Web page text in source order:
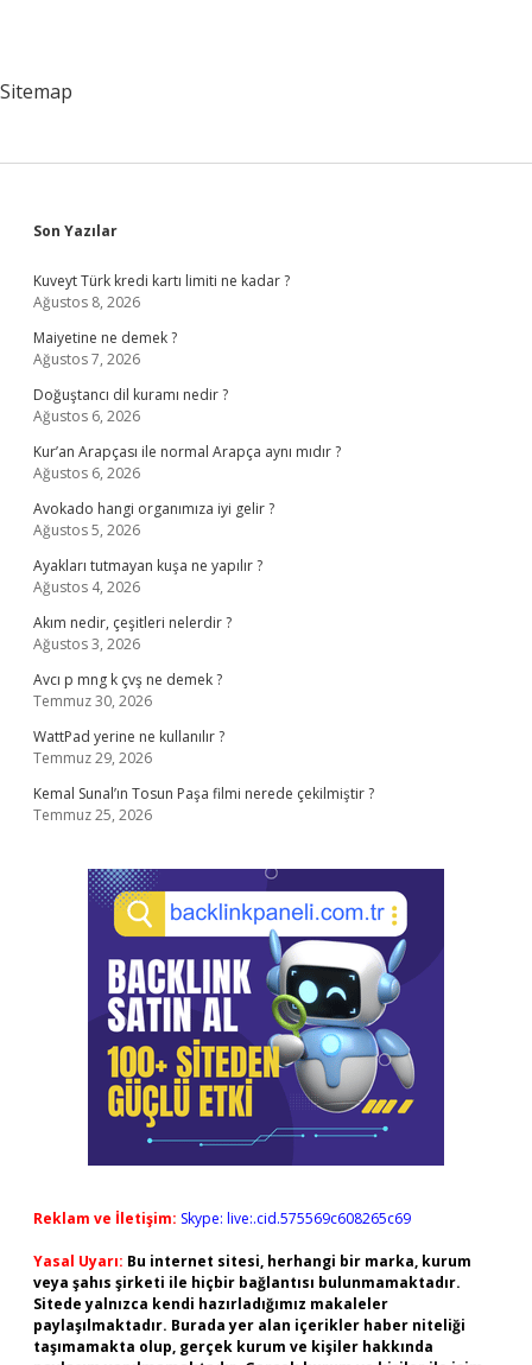
Sitemap
Sidebar
Son Yazılar
Kuveyt Türk kredi kartı limiti ne kadar ?
Ağustos 8, 2026
Maiyetine ne demek ?
Ağustos 7, 2026
Doğuştancı dil kuramı nedir ?
Ağustos 6, 2026
Kur’an Arapçası ile normal Arapça aynı mıdır ?
Ağustos 6, 2026
Avokado hangi organımıza iyi gelir ?
Ağustos 5, 2026
Ayakları tutmayan kuşa ne yapılır ?
Ağustos 4, 2026
Akım nedir, çeşitleri nelerdir ?
Ağustos 3, 2026
Avcı p mng k çvş ne demek ?
Temmuz 30, 2026
WattPad yerine ne kullanılır ?
Temmuz 29, 2026
Kemal Sunal’ın Tosun Paşa filmi nerede çekilmiştir ?
Temmuz 25, 2026
Reklam ve İletişim: Skype: live:.cid.575569c608265c69
Yasal Uyarı: Bu internet sitesi, herhangi bir marka, kurum
veya şahıs şirketi ile hiçbir bağlantısı bulunmamaktadır.
Sitede yalnızca kendi hazırladığımız makaleler
paylaşılmaktadır. Burada yer alan içerikler haber niteliği
taşımamakta olup, gerçek kurum ve kişiler hakkında